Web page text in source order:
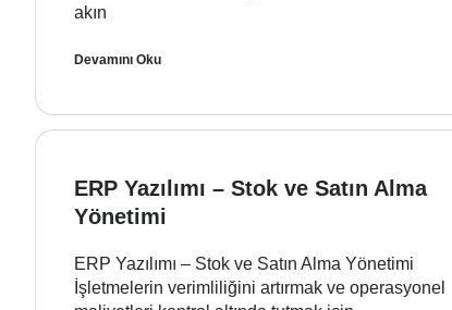
akın
Devamını Oku
ERP Yazılımı – Stok ve Satın Alma
Yönetimi
ERP Yazılımı – Stok ve Satın Alma Yönetimi
İşletmelerin verimliliğini artırmak ve operasyonel